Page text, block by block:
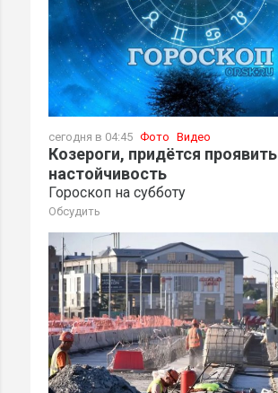
сегодня в 04:45 Фото Видео
Козероги, придётся проявить
настойчивость
Гороскоп на субботу
Обсудить